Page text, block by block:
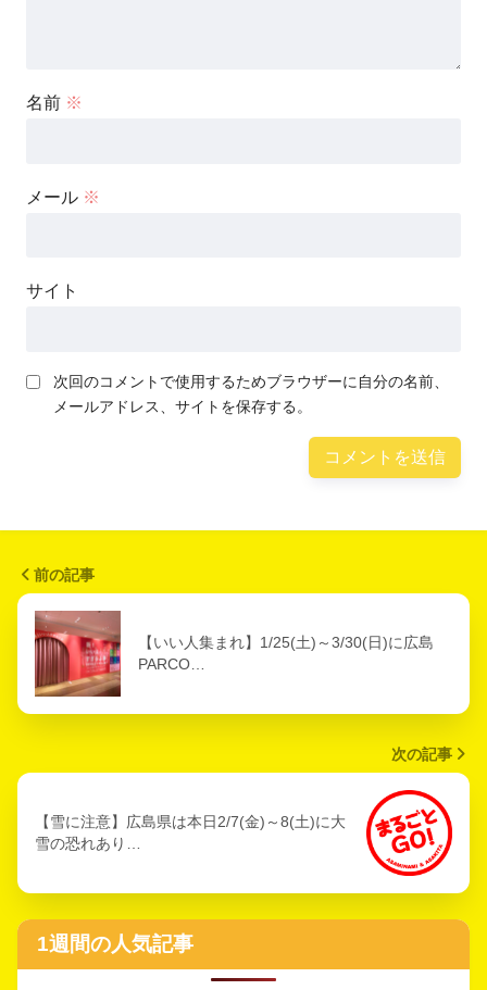
名前 ※
メール ※
サイト
次回のコメントで使用するためブラウザーに自分の名前、
メールアドレス、サイトを保存する。
前の記事
【いい人集まれ】1/25(土)～3/30(日)に広島
PARCO…
次の記事
【雪に注意】広島県は本日2/7(金)～8(土)に大
雪の恐れあり…
1週間の人気記事